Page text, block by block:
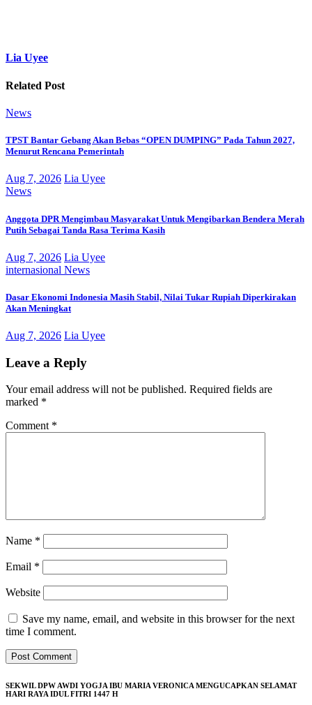
Lia Uyee
Related Post
News
TPST Bantar Gebang Akan Bebas “OPEN DUMPING” Pada Tahun 2027,
Menurut Rencana Pemerintah
Aug 7, 2026 Lia Uyee
News
Anggota DPR Mengimbau Masyarakat Untuk Mengibarkan Bendera Merah
Putih Sebagai Tanda Rasa Terima Kasih
Aug 7, 2026 Lia Uyee
internasional News
Dasar Ekonomi Indonesia Masih Stabil, Nilai Tukar Rupiah Diperkirakan
Akan Meningkat
Aug 7, 2026 Lia Uyee
Leave a Reply
Your email address will not be published. Required fields are
marked *
Comment *
Name *
Email *
Website
Save my name, email, and website in this browser for the next
time I comment.
SEKWIL DPW AWDI YOGJA IBU MARIA VERONICA MENGUCAPKAN SELAMAT
HARI RAYA IDUL FITRI 1447 H